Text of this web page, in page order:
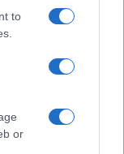
to
or
armate
di
da
incaricato
carico del
al nuovo